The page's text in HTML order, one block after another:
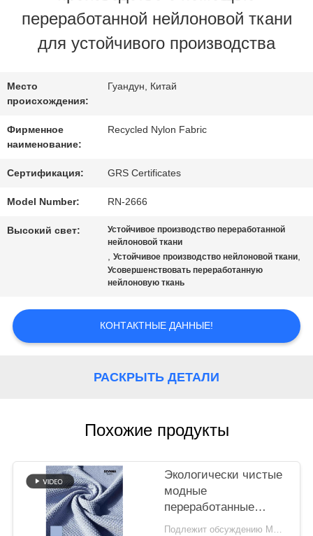
ПУТЕШЕСТВИЕ
ФАБРИКИ
ПРОВЕРКА
КАЧЕСТВА
СВЯЖИТЕСЬ
СЛУЧАИ
PRIVACY
POLICY
переработанной нейлоновой ткани
для устойчивого производства
Место
происхождения:
Гуандун, Китай
Фирменное
наименование:
Recycled Nylon Fabric
Сертификация: GRS Certificates
Model Number: RN-2666
Высокий свет:
Устойчивое производство переработанной
нейлоновой ткани
,Устойчивое производство нейлоновой ткани,
Усовершенствовать переработанную
нейлоновую ткань
КОНТАКТНЫЕ ДАННЫЕ!
РАСКРЫТЬ ДЕТАЛИ
Похожие продукты
Экологически чистые
модные
переработанные
нейлоновые ткани
Подлежит обсуждению MOQ:Negotiable